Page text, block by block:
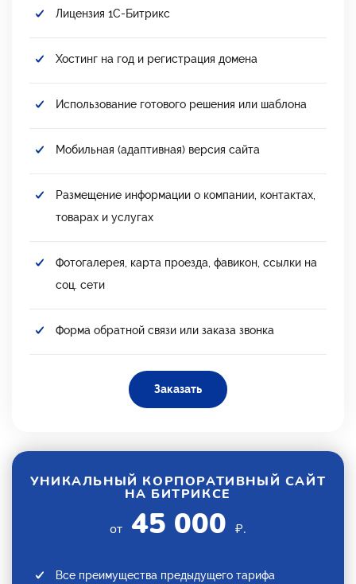
Лицензия 1С-Битрикс
Хостинг на год и регистрация домена
Использование готового решения или шаблона
Мобильная (адаптивная) версия сайта
Размещение информации о компании, контактах,
товарах и услугах
Фотогалерея, карта проезда, фавикон, ссылки на
соц. сети
Форма обратной связи или заказа звонка
Заказать
УНИКАЛЬНЫЙ КОРПОРАТИВНЫЙ САЙТ
НА БИТРИКСЕ
от 45 000 ₽.
Все преимущества предыдущего тарифа